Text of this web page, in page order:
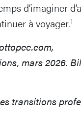
d’imaginer
à voyager.1
mars 2026.
transitions